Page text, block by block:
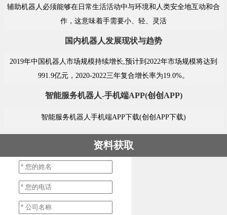
辅助机器人必须能够在日常生活活动中与环境和人类安全地互动和合
作，这意味着手需要小、轻、灵活
国内机器人发展现状与趋势
2019年中国机器人市场规模持续增长,预计到2022年市场规模将达到
991.9亿元，2020-2022三年复合增长率为19.0%。
智能服务机器人-手机端APP(创创APP)
智能服务机器人手机端APP下载(创创APP下载)
资料获取